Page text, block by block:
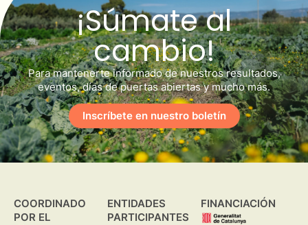
¡Súmate al
cambio!
Para mantenerte informado de nuestros resultados,
eventos, días de puertas abiertas y mucho más.
Inscríbete en nuestro boletín
COORDINADO
POR EL
ENTIDADES
PARTICIPANTES
FINANCIACIÓN